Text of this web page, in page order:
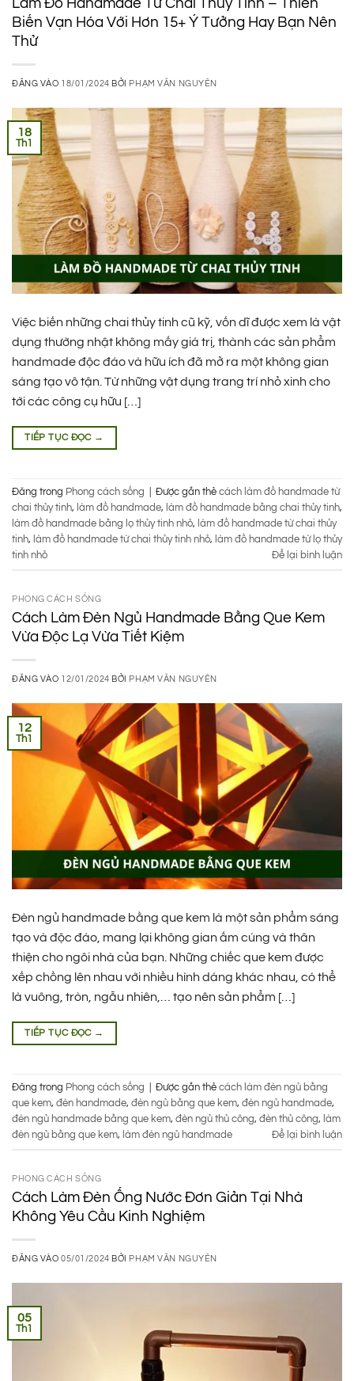
Biến Vạn Hóa Với Hơn 15+ Ý Tưởng Hay Bạn Nên
Thử
ĐĂNG VÀO 18/01/2024 BỞI PHẠM VĂN NGUYÊN
18
Th1
Việc biến những chai thủy tinh cũ kỹ, vốn dĩ được xem là vật
dụng thường nhật không mấy giá trị, thành các sản phẩm
handmade độc đáo và hữu ích đã mở ra một không gian
sáng tạo vô tận. Từ những vật dụng trang trí nhỏ xinh cho
tới các công cụ hữu […]
TIẾP TỤC ĐỌC →
Đăng trong Phong cách sống Được gắn thẻ cách làm đồ handmade từ
chai thủy tinh, làm đồ handmade, làm đồ handmade bằng chai thủy tinh,
làm đồ handmade bằng lọ thủy tinh nhỏ, làm đồ handmade từ chai thủy
tinh, làm đồ handmade từ chai thủy tinh nhỏ, làm đồ handmade từ lọ thủy
tinh nhỏ
Để lại bình luận
PHONG CÁCH SỐNG
Cách Làm Đèn Ngủ Handmade Bằng Que Kem
Vừa Độc Lạ Vừa Tiết Kiệm
ĐĂNG VÀO 12/01/2024 BỞI PHẠM VĂN NGUYÊN
12
Th1
Đèn ngủ handmade bằng que kem là một sản phẩm sáng
tạo và độc đáo, mang lại không gian ấm cúng và thân
thiện cho ngôi nhà của bạn. Những chiếc que kem được
xếp chồng lên nhau với nhiều hình dáng khác nhau, có thể
là vuông, tròn, ngẫu nhiên,… tạo nên sản phẩm […]
TIẾP TỤC ĐỌC →
Đăng trong Phong cách sống Được gắn thẻ cách làm đèn ngủ bằng
que kem, đèn handmade, đèn ngủ bằng que kem, đèn ngủ handmade,
đèn ngủ handmade bằng que kem, đèn ngủ thủ công, đèn thủ công, làm
đèn ngủ bằng que kem, làm đèn ngủ handmade Để lại bình luận
PHONG CÁCH SỐNG
Cách Làm Đèn Ống Nước Đơn Giản Tại Nhà
Không Yêu Cầu Kinh Nghiệm
ĐĂNG VÀO05/01/2024 BỞI PHẠM VĂN NGUYÊN
05
Th1